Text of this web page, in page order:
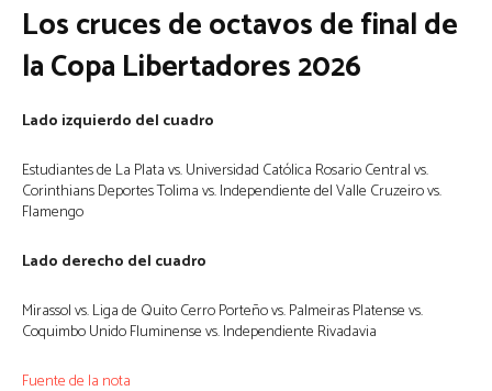
Los cruces de octavos de final de
la Copa Libertadores 2026
Lado izquierdo del cuadro
Estudiantes de La Plata vs. Universidad Católica Rosario Central vs.
Corinthians Deportes Tolima vs. Independiente del Valle Cruzeiro vs.
Flamengo
Lado derecho del cuadro
Mirassol vs. Liga de Quito Cerro Porteño vs. Palmeiras Platense vs.
Coquimbo Unido Fluminense vs. Independiente Rivadavia
Fuente de la nota